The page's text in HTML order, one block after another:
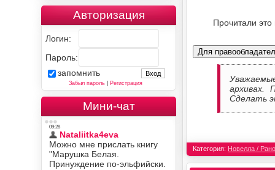
Прочитали
Для
архивах.
Сделать
Категория: Новелла /
Авторизация
Логин:
Пароль:
запомнить
Забыл пароль| Регистрация
Мини-чат